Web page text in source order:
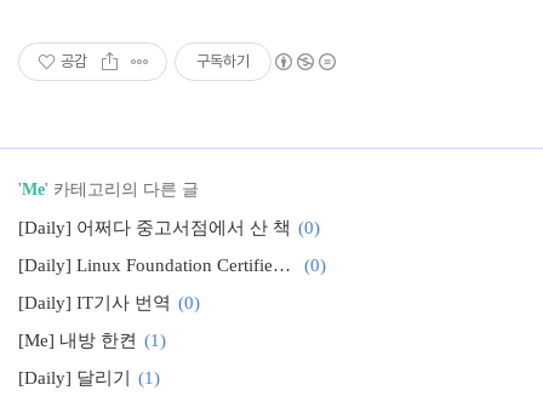
공감 구독하기
'Me' 카테고리의 다른 글
[Daily] 어쩌다 중고서점에서 산 책 (0)
[Daily] Linux Foundation Certified System Administrator (LFCS) 준비
(0)
[Daily] IT기사 번역 (0)
[Me] 내방 한켠 (1)
[Daily] 달리기
(1)